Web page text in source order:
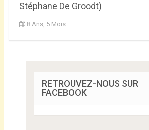
Stéphane De Groodt)
8 Ans, 5 Mois
RETROUVEZ-NOUS SUR
FACEBOOK